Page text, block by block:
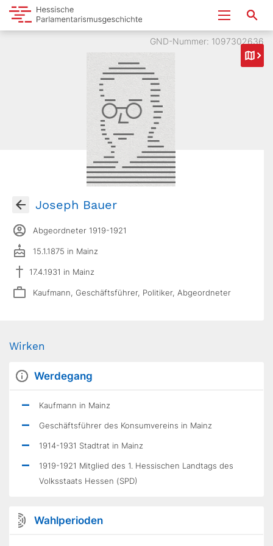
GND-Nummer: 1097302636
Joseph Bauer
Abgeordneter 1919-1921
15.1.1875 in Mainz
17.4.1931 in Mainz
Kaufmann, Geschäftsführer, Politiker, Abgeordneter
Wirken
Werdegang
Kaufmann in Mainz
Geschäftsführer des Konsumvereins in Mainz
1914-1931 Stadtrat in Mainz
1919-1921 Mitglied des 1. Hessischen Landtags des
Volksstaats Hessen (SPD)
Wahlperioden